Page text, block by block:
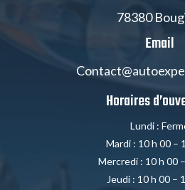
78380
Email
Horaires
Lundi :
Mardi : 10 h 00 –
Mercredi : 10 h 00
Jeudi : 10 h 00 –